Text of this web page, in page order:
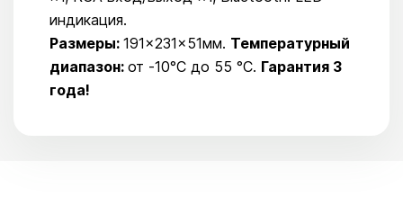
индикация.
Размеры: 191×231×51мм. Температурный
диапазон: от -10°C до 55 °C. Гарантия 3
года!